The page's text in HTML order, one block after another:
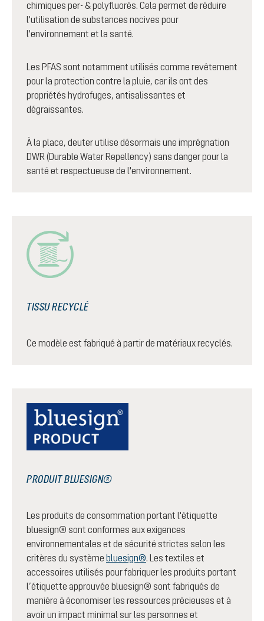
chimiques per- & polyfluorés. Cela permet de réduire
l'utilisation de substances nocives pour
l'environnement et la santé.
Les PFAS sont notamment utilisés comme revêtement
pour la protection contre la pluie, car ils ont des
propriétés hydrofuges, antisalissantes et
dégraissantes.
À la place, deuter utilise désormais une imprégnation
DWR (Durable Water Repellency) sans danger pour la
santé et respectueuse de l'environnement.
TISSU RECYCLÉ
Ce modèle est fabriqué à partir de matériaux recyclés.
PRODUIT BLUESIGN®
Les produits de consommation portant l'étiquette
bluesign® sont conformes aux exigences
environnementales et de sécurité strictes selon les
critères du système bluesign®. Les textiles et
accessoires utilisés pour fabriquer les produits portant
l’étiquette approuvée bluesign® sont fabriqués de
manière à économiser les ressources précieuses et à
avoir un impact minimal sur les personnes et